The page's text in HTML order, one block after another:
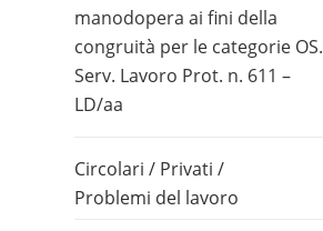
manodopera ai fini della
congruità per le categorie OS.
Serv. Lavoro Prot. n. 611 –
LD/aa
Circolari / Privati /
Problemi del lavoro